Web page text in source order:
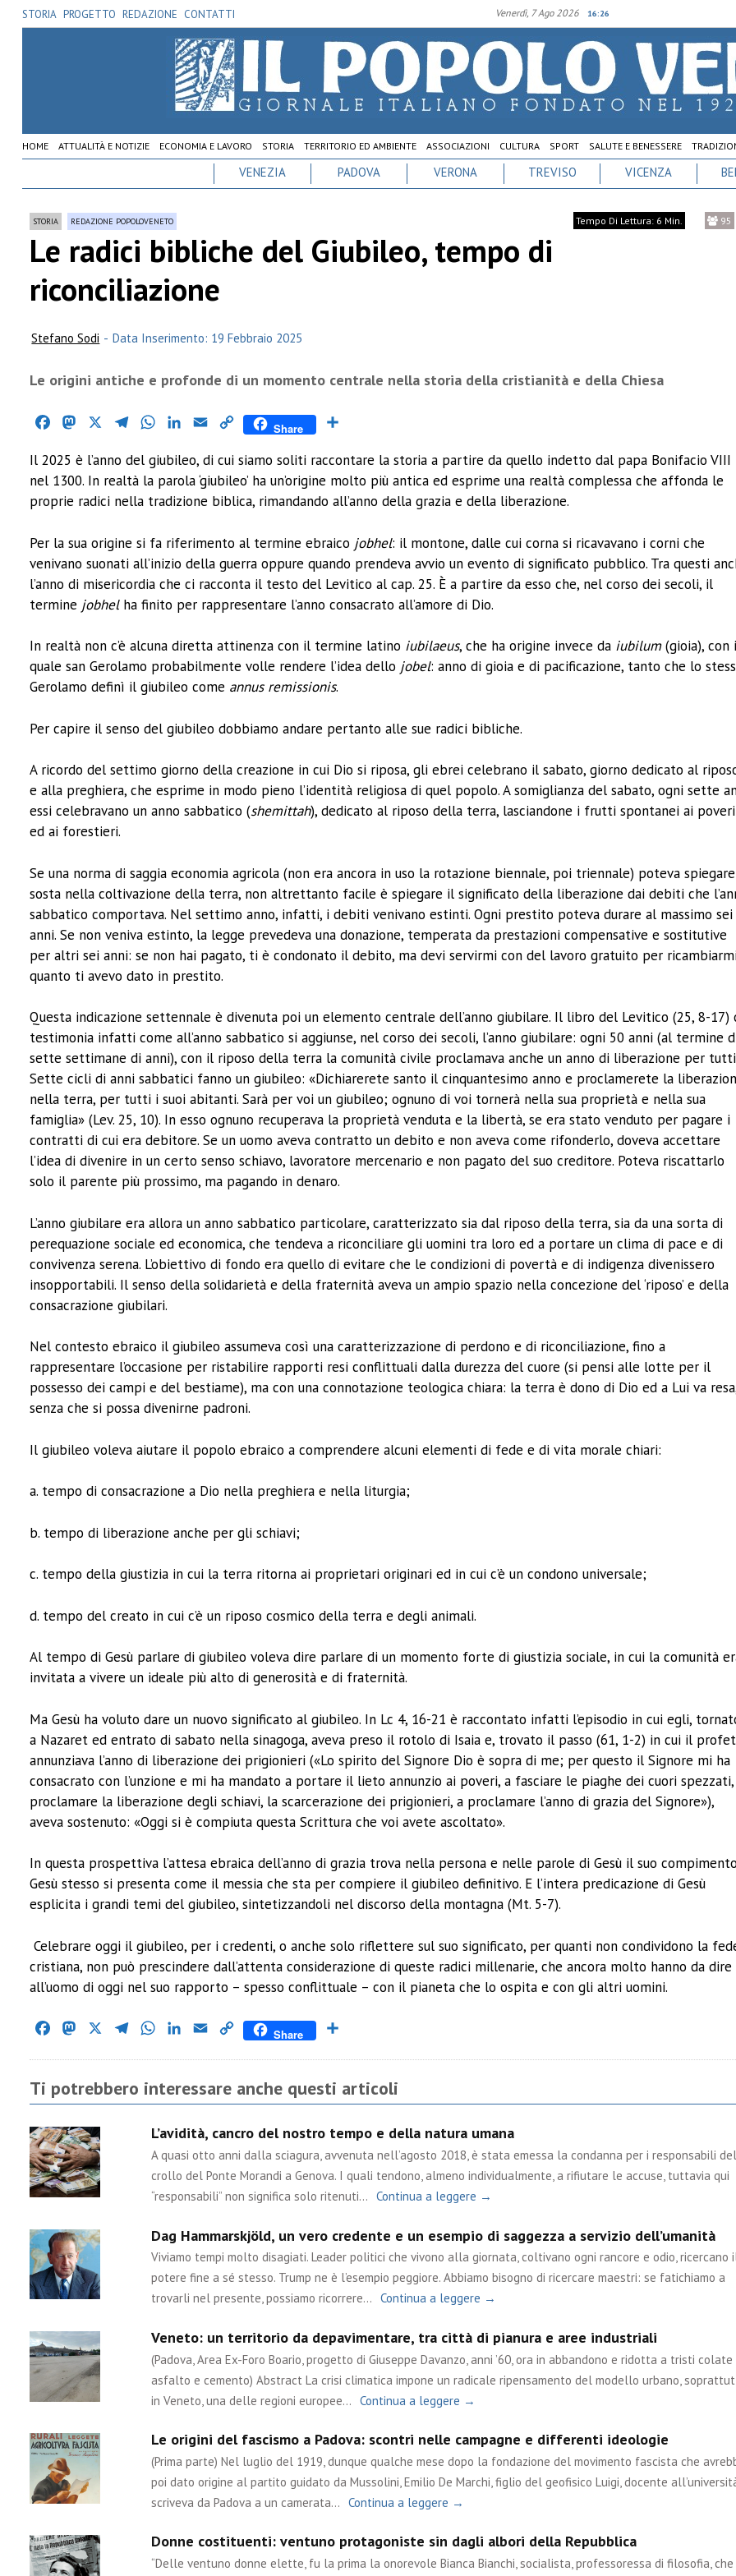
STORIA PROGETTO REDAZIONE CONTATTI Venerdì, 7 Ago 2026 16:26
HOME ATTUALITÀ E NOTIZIE ECONOMIA E LAVORO STORIA TERRITORIO ED AMBIENTE ASSOCIAZIONI CULTURA SPORT SALUTE E BENESSERE
VENEZIA PADOVA VERONA TREVISO VICENZA
STORIA REDAZIONE POPOLOVENETO Tempo Di Lettura: 6 Min. 95
Le radici bibliche del Giubileo, tempo di
riconciliazione
Stefano Sodi - Data Inserimento: 19 Febbraio 2025
Le origini antiche e profonde di un momento centrale nella storia della cristianità e della Chiesa
FacebookMastodon TelegramWhatsAppLinkedIn
Email Copy
Share
Il 2025 è l’anno del giubileo, di cui siamo soliti raccontare la storia a partire da quello indetto dal papa Bonifacio VIII
nel 1300. In realtà la parola ‘giubileo’ ha un’origine molto più antica ed esprime una realtà complessa che affonda le
proprie radici nella tradizione biblica, rimandando all’anno della grazia e della liberazione.
Per la sua origine si fa riferimento al termine ebraico jobhel: il montone, dalle cui corna si ricavavano i corni che
venivano suonati all’inizio della guerra oppure quando prendeva avvio un evento di significato pubblico. Tra questi
l’anno di misericordia che ci racconta il testo del Levitico al cap. 25. È a partire da esso che, nel corso dei secoli, il
termine jobhelha finito per rappresentare l’anno consacrato all’amore di Dio.
In realtà non c’è alcuna diretta attinenza con il termine latino iubilaeus, che ha origine invece da iubilum(gioia), con
quale san Gerolamo probabilmente volle rendere l’idea dello jobel: anno di gioia e di pacificazione, tanto che lo
Gerolamo definì il giubileo come annus remissionis.
Per capire il senso del giubileo dobbiamo andare pertanto alle sue radici bibliche.
A ricordo del settimo giorno della creazione in cui Dio si riposa, gli ebrei celebrano il sabato, giorno dedicato al
e alla preghiera, che esprime in modo pieno l’identità religiosa di quel popolo. A somiglianza del sabato, ogni sette
essi celebravano un anno sabbatico (shemittah), dedicato al riposo della terra, lasciandone i frutti spontanei ai poveri
ed ai forestieri.
Se una norma di saggia economia agricola (non era ancora in uso la rotazione biennale, poi triennale) poteva
sosta nella coltivazione della terra, non altrettanto facile è spiegare il significato della liberazione dai debiti che
sabbatico comportava. Nel settimo anno, infatti, i debiti venivano estinti. Ogni prestito poteva durare al massimo sei
anni. Se non veniva estinto, la legge prevedeva una donazione, temperata da prestazioni compensative e sostitutive
per altri sei anni: se non hai pagato, ti è condonato il debito, ma devi servirmi con del lavoro gratuito per
quanto ti avevo dato in prestito.
Questa indicazione settennale è divenuta poi un elemento centrale dell’anno giubilare. Il libro del Levitico (25, 8-17)
testimonia infatti come all’anno sabbatico si aggiunse, nel corso dei secoli, l’anno giubilare: ogni 50 anni (al termine
sette settimane di anni), con il riposo della terra la comunità civile proclamava anche un anno di liberazione per
Sette cicli di anni sabbatici fanno un giubileo: «Dichiarerete santo il cinquantesimo anno e proclamerete la
nella terra, per tutti i suoi abitanti. Sarà per voi un giubileo; ognuno di voi tornerà nella sua proprietà e nella sua
famiglia» (Lev. 25, 10). In esso ognuno recuperava la proprietà venduta e la libertà, se era stato venduto per pagare i
contratti di cui era debitore. Se un uomo aveva contratto un debito e non aveva come rifonderlo, doveva accettare
l’idea di divenire in un certo senso schiavo, lavoratore mercenario e non pagato del suo creditore. Poteva riscattarlo
solo il parente più prossimo, ma pagando in denaro.
L’anno giubilare era allora un anno sabbatico particolare, caratterizzato sia dal riposo della terra, sia da una sorta di
perequazione sociale ed economica, che tendeva a riconciliare gli uomini tra loro ed a portare un clima di pace e di
convivenza serena. L’obiettivo di fondo era quello di evitare che le condizioni di povertà e di indigenza divenissero
insopportabili. Il senso della solidarietà e della fraternità aveva un ampio spazio nella concezione del ‘riposo’ e della
consacrazione giubilari.
Nel contesto ebraico il giubileo assumeva così una caratterizzazione di perdono e di riconciliazione, fino a
rappresentare l’occasione per ristabilire rapporti resi conflittuali dalla durezza del cuore (si pensi alle lotte per il
possesso dei campi e del bestiame), ma con una connotazione teologica chiara: la terra è dono di Dio ed a Lui va
senza che si possa divenirne padroni.
Il giubileo voleva aiutare il popolo ebraico a comprendere alcuni elementi di fede e di vita morale chiari:
a. tempo di consacrazione a Dio nella preghiera e nella liturgia;
b. tempo di liberazione anche per gli schiavi;
c. tempo della giustizia in cui la terra ritorna ai proprietari originari ed in cui c’è un condono universale;
d. tempo del creato in cui c’è un riposo cosmico della terra e degli animali.
Al tempo di Gesù parlare di giubileo voleva dire parlare di un momento forte di giustizia sociale, in cui la comunità
invitata a vivere un ideale più alto di generosità e di fraternità.
Ma Gesù ha voluto dare un nuovo significato al giubileo. In Lc 4, 16-21 è raccontato infatti l’episodio in cui egli,
a Nazaret ed entrato di sabato nella sinagoga, aveva preso il rotolo di Isaia e, trovato il passo (61, 1-2) in cui il
annunziava l’anno di liberazione dei prigionieri («Lo spirito del Signore Dio è sopra di me; per questo il Signore mi ha
consacrato con l’unzione e mi ha mandato a portare il lieto annunzio ai poveri, a fasciare le piaghe dei cuori
proclamare la liberazione degli schiavi, la scarcerazione dei prigionieri, a proclamare l’anno di grazia del Signore»),
aveva sostenuto: «Oggi si è compiuta questa Scrittura che voi avete ascoltato».
In questa prospettiva l’attesa ebraica dell’anno di grazia trova nella persona e nelle parole di Gesù il suo
Gesù stesso si presenta come il messia che sta per compiere il giubileo definitivo. E l’intera predicazione di Gesù
esplicita i grandi temi del giubileo, sintetizzandoli nel discorso della montagna (Mt. 5-7).
Celebrare oggi il giubileo, per i credenti, o anche solo riflettere sul suo significato, per quanti non condividono la
cristiana, non può prescindere dall’attenta considerazione di queste radici millenarie, che ancora molto hanno da dire
all’uomo di oggi nel suo rapporto – spesso conflittuale – con il pianeta che lo ospita e con gli altri uomini.
FacebookMastodon TelegramWhatsAppLinkedIn
Email Copy
Share
Ti potrebbero interessare anche questi articoli
L’avidità, cancro del nostro tempo e della natura umana
A quasi otto anni dalla sciagura, avvenuta nell’agosto 2018, è stata emessa la condanna per i responsabili del
crollo del Ponte Morandi a Genova. I quali tendono, almeno individualmente, a rifiutare le accuse, tuttavia qui
“responsabili” non significa solo ritenuti… Continua a leggere →
Dag Hammarskjöld, un vero credente e un esempio di saggezza a servizio dell’umanità
Viviamo tempi molto disagiati. Leader politici che vivono alla giornata, coltivano ogni rancore e odio, ricercano
potere fine a sé stesso. Trump ne è l’esempio peggiore. Abbiamo bisogno di ricercare maestri: se fatichiamo a
trovarli nel presente, possiamo ricorrere… Continua a leggere →
Veneto: un territorio da depavimentare, tra città di pianura e aree industriali
(Padova, Area Ex-Foro Boario, progetto di Giuseppe Davanzo, anni ’60, ora in abbandono e ridotta a tristi colate
asfalto e cemento) Abstract La crisi climatica impone un radicale ripensamento del modello urbano,
in Veneto, una delle regioni europee… Continua a leggere →
Le origini del fascismo a Padova: scontri nelle campagne e differenti ideologie
(Prima parte) Nel luglio del 1919, dunque qualche mese dopo la fondazione del movimento fascista che
poi dato origine al partito guidato da Mussolini, Emilio De Marchi, figlio del geofisico Luigi, docente
scriveva da Padova a un camerata… Continua a leggere →
Donne costituenti: ventuno protagoniste sin dagli albori della Repubblica
“Delle ventuno donne elette, fu la prima la onorevole Bianca Bianchi, socialista, professoressa di filosofia, che